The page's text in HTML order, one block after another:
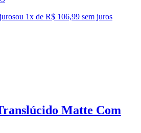
ou 1x de R$ 106,99 sem juros
Matte Com